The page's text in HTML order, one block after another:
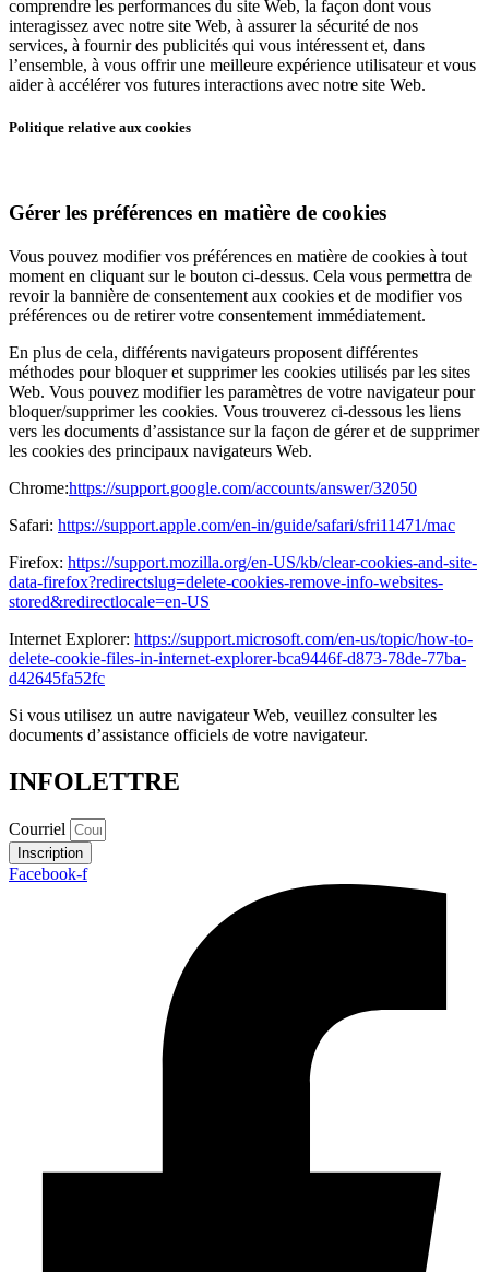
comprendre les performances du site Web, la façon dont vous
interagissez avec notre site Web, à assurer la sécurité de nos
services, à fournir des publicités qui vous intéressent et, dans
l’ensemble, à vous offrir une meilleure expérience utilisateur et vous
aider à accélérer vos futures interactions avec notre site Web.
Politique relative aux cookies
Gérer les préférences en matière de cookies
Vous pouvez modifier vos préférences en matière de cookies à tout
moment en cliquant sur le bouton ci-dessus. Cela vous permettra de
revoir la bannière de consentement aux cookies et de modifier vos
préférences ou de retirer votre consentement immédiatement.
En plus de cela, différents navigateurs proposent différentes
méthodes pour bloquer et supprimer les cookies utilisés par les sites
Web. Vous pouvez modifier les paramètres de votre navigateur pour
bloquer/supprimer les cookies. Vous trouverez ci-dessous les liens
vers les documents d’assistance sur la façon de gérer et de supprimer
les cookies des principaux navigateurs Web.
Chrome:https://support.google.com/accounts/answer/32050
Safari: https://support.apple.com/en-in/guide/safari/sfri11471/mac
Firefox: https://support.mozilla.org/en-US/kb/clear-cookies-and-site-
data-firefox?redirectslug=delete-cookies-remove-info-websites-
stored&redirectlocale=en-US
Internet Explorer: https://support.microsoft.com/en-us/topic/how-to-
delete-cookie-files-in-internet-explorer-bca9446f-d873-78de-77ba-
d42645fa52fc
Si vous utilisez un autre navigateur Web, veuillez consulter les
documents d’assistance officiels de votre navigateur.
INFOLETTRE
Courriel
Inscription
Facebook-f